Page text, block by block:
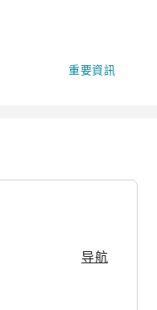
重要資訊
导航